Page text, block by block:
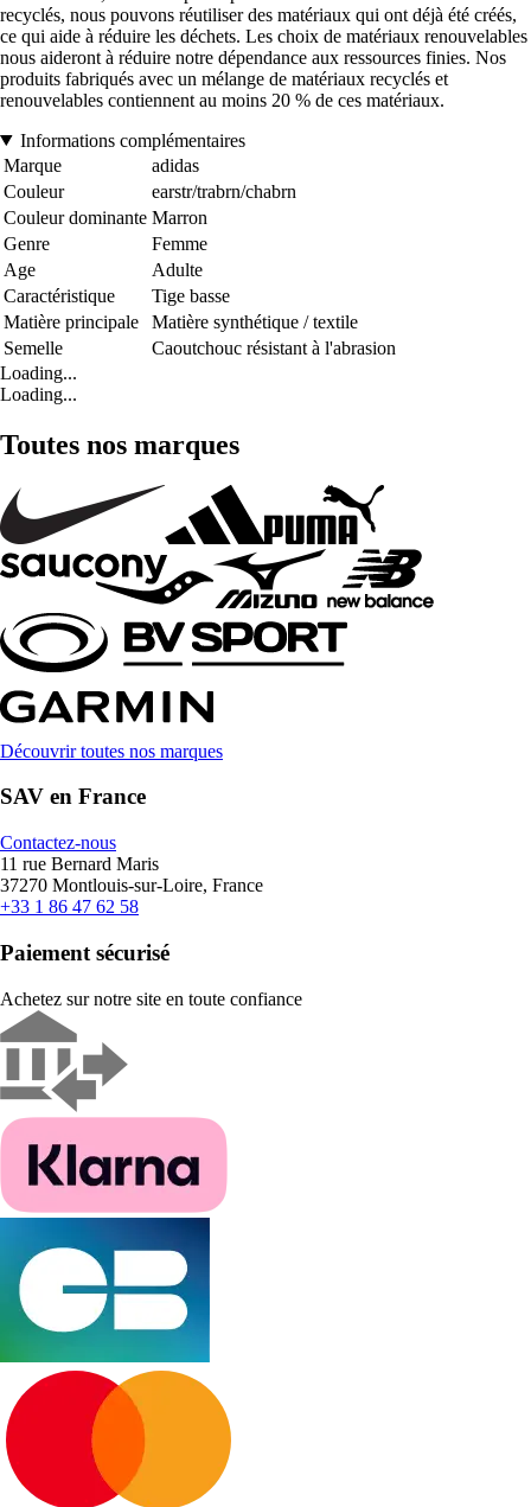
recyclés, nous pouvons réutiliser des matériaux qui ont déjà été créés,
ce qui aide à réduire les déchets. Les choix de matériaux renouvelables
nous aideront à réduire notre dépendance aux ressources finies. Nos
produits fabriqués avec un mélange de matériaux recyclés et
renouvelables contiennent au moins 20 % de ces matériaux.
Informations complémentaires
Marque
adidas
Couleur
earstr/trabrn/chabrn
Couleur dominante Marron
Genre
Femme
Age
Adulte
Caractéristique
Tige basse
Matière principale
Matière synthétique / textile
Semelle
Caoutchouc résistant à l'abrasion
Loading...
Loading...
Toutes nos marques
Découvrir toutes nos marques
SAV en France
Contactez-nous
11 rue Bernard Maris
37270 Montlouis-sur-Loire, France
+33 1 86 47 62 58
Paiement sécurisé
Achetez sur notre site en toute confiance